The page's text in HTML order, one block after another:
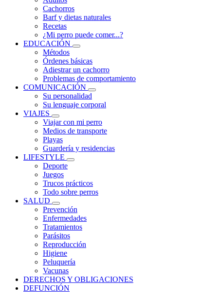
Cachorros
Barf y dietas naturales
Recetas
¿Mi perro puede comer...?
EDUCACIÓN
Métodos
Órdenes básicas
Adiestrar un cachorro
Problemas de comportamiento
COMUNICACIÓN
Su personalidad
Su lenguaje corporal
VIAJES
Viajar con mi perro
Medios de transporte
Playas
Guardería y residencias
LIFESTYLE
Deporte
Juegos
Trucos prácticos
Todo sobre perros
SALUD
Prevención
Enfermedades
Tratamientos
Parásitos
Reproducción
Higiene
Peluquería
Vacunas
DERECHOS Y OBLIGACIONES
DEFUNCIÓN